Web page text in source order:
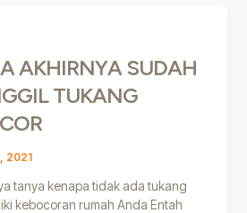
AKHIRNYA SUDAH
TUKANG
2021
tanya kenapa tidak ada tukang
kebocoran rumah Anda Entah